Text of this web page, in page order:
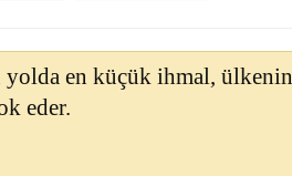
en küçük ihmal, ülkenin
eder.